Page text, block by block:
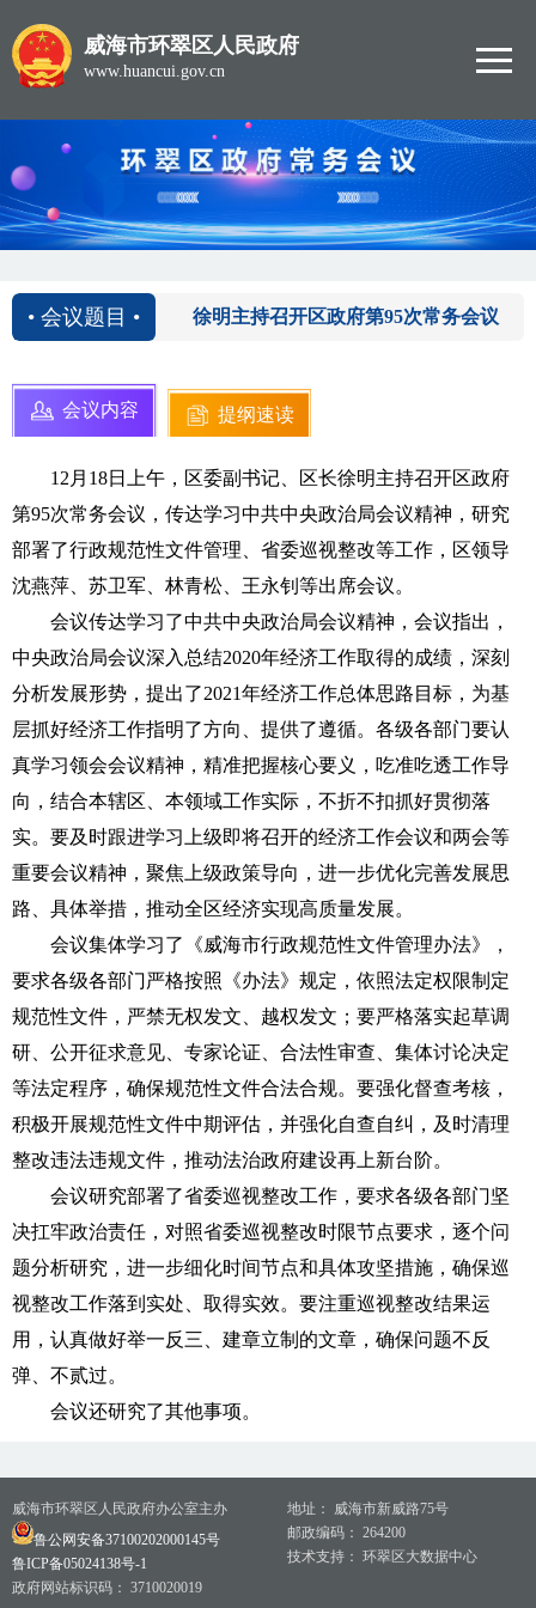
威海市环翠区人民政府
www.huancui.gov.cn
• 会议题目 • 徐明主持召开区政府第95次常务会议
会议内容 提纲速读
12月18日上午，区委副书记、区长徐明主持召开区政府
第95次常务会议，传达学习中共中央政治局会议精神，研究
部署了行政规范性文件管理、省委巡视整改等工作，区领导
沈燕萍、苏卫军、林青松、王永钊等出席会议。
会议传达学习了中共中央政治局会议精神，会议指出，
中央政治局会议深入总结2020年经济工作取得的成绩，深刻
分析发展形势，提出了2021年经济工作总体思路目标，为基
层抓好经济工作指明了方向、提供了遵循。各级各部门要认
真学习领会会议精神，精准把握核心要义，吃准吃透工作导
向，结合本辖区、本领域工作实际，不折不扣抓好贯彻落
实。要及时跟进学习上级即将召开的经济工作会议和两会等
重要会议精神，聚焦上级政策导向，进一步优化完善发展思
路、具体举措，推动全区经济实现高质量发展。
会议集体学习了《威海市行政规范性文件管理办法》，
要求各级各部门严格按照《办法》规定，依照法定权限制定
规范性文件，严禁无权发文、越权发文；要严格落实起草调
研、公开征求意见、专家论证、合法性审查、集体讨论决定
等法定程序，确保规范性文件合法合规。要强化督查考核，
积极开展规范性文件中期评估，并强化自查自纠，及时清理
整改违法违规文件，推动法治政府建设再上新台阶。
会议研究部署了省委巡视整改工作，要求各级各部门坚
决扛牢政治责任，对照省委巡视整改时限节点要求，逐个问
题分析研究，进一步细化时间节点和具体攻坚措施，确保巡
视整改工作落到实处、取得实效。要注重巡视整改结果运
用，认真做好举一反三、建章立制的文章，确保问题不反
弹、不贰过。
会议还研究了其他事项。
威海市环翠区人民政府办公室主办
鲁公网安备37100202000145号
鲁ICP备05024138号-1
政府网站标识码： 3710020019
地址： 威海市新威路75号
邮政编码： 264200
技术支持： 环翠区大数据中心